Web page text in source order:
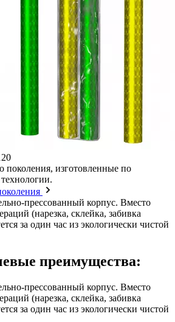
изготовленные по
прессованный корпус. Вместо
(нарезка, склейка, забивка
за один час из экологически чистой
преимущества:
прессованный корпус. Вместо
(нарезка, склейка, забивка
за один час из экологически чистой